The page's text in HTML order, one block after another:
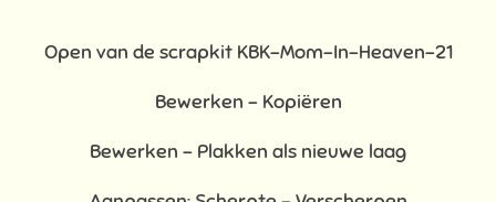
Open van de scrapkit KBK-Mom-In-Heaven-21
Bewerken – Kopiëren
Bewerken - Plakken als nieuwe laag